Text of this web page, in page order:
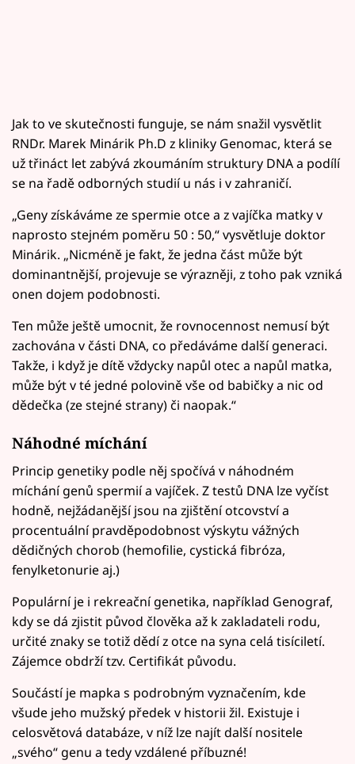
Jak to ve skutečnosti funguje, se nám snažil vysvětlit
RNDr. Marek Minárik Ph.D z kliniky Genomac, která se
už třináct let zabývá zkoumáním struktury DNA a podílí
se na řadě odborných studií u nás i v zahraničí.
„Geny získáváme ze spermie otce a z vajíčka matky v
naprosto stejném poměru 50 : 50,“ vysvětluje doktor
Minárik. „Nicméně je fakt, že jedna část může být
dominantnější, projevuje se výrazněji, z toho pak vzniká
onen dojem podobnosti.
Ten může ještě umocnit, že rovnocennost nemusí být
zachována v části DNA, co předáváme další generaci.
Takže, i když je dítě vždycky napůl otec a napůl matka,
může být v té jedné polovině vše od babičky a nic od
dědečka (ze stejné strany) či naopak.“
Náhodné míchání
Princip genetiky podle něj spočívá v náhodném
míchání genů spermií a vajíček. Z testů DNA lze vyčíst
hodně, nejžádanější jsou na zjištění otcovství a
procentuální pravděpodobnost výskytu vážných
dědičných chorob (hemofilie, cystická fibróza,
fenylketonurie aj.)
Populární je i rekreační genetika, například Genograf,
kdy se dá zjistit původ člověka až k zakladateli rodu,
určité znaky se totiž dědí z otce na syna celá tisíciletí.
Zájemce obdrží tzv. Certifikát původu.
Součástí je mapka s podrobným vyznačením, kde
všude jeho mužský předek v historii žil. Existuje i
celosvětová databáze, v níž lze najít další nositele
„svého“ genu a tedy vzdálené příbuzné!